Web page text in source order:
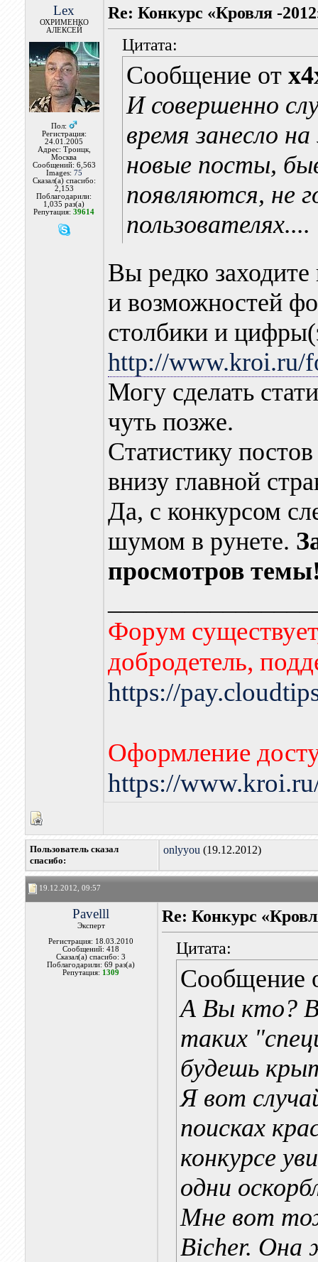
Lex
ОХРИМЕНКО
АЛЕКСЕЙ
Пол:
Регистрация:
24.01.2005
Адрес: Троицк,
Москва
Сообщений: 6,563
Images: 75
Сказал(а) спасибо:
2,153
Поблагодарили:
1,035 раз(а)
Репутация:39614
Re: Конкурс «Кровля -
Цитата:
Сообщение от
И совершенно
время занесло
новые посты,
появляются, не
пользователях....
Вы редко заходите
и возможностей
столбики и
http://www.kroi.ru/
Могу сделать
чуть позже.
Статистику
внизу главной
Да, с конкурсом
шумом в рунете.
просмотров
Форум
добродетель,
https://
Оформление
https://
Пользователь сказал
cпасибо:
onlyyou (19.12.2012)
19.12.2012, 09:57
Pavelll
Эксперт
Регистрация: 18.03.2010
Сообщений: 418
Сказал(а) спасибо: 3
Поблагодарили: 69 раз(а)
Репутация: 1309
Re: Конкурс
Цитата:
Сообщение
А Вы кто?
таких
будешь
Я вот
поисках
конкурсе
одни
Мне вот
Bicher. Она